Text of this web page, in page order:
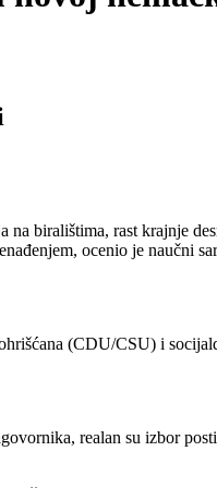
biralištima, rast krajnje
ocenio je naučni
(CDU/CSU) i
realan su izbor